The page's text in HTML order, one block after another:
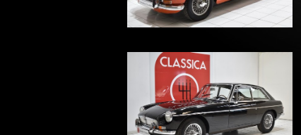
MG - B
1971
23 900 €